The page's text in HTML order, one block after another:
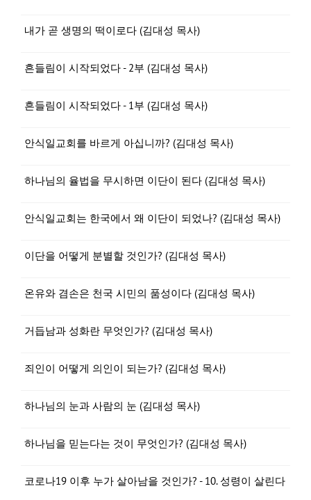
내가 곧 생명의 떡이로다 (김대성 목사)
흔들림이 시작되었다 - 2부 (김대성 목사)
흔들림이 시작되었다 - 1부 (김대성 목사)
안식일교회를 바르게 아십니까? (김대성 목사)
하나님의 율법을 무시하면 이단이 된다 (김대성 목사)
안식일교회는 한국에서 왜 이단이 되었나? (김대성 목사)
이단을 어떻게 분별할 것인가? (김대성 목사)
온유와 겸손은 천국 시민의 품성이다 (김대성 목사)
거듭남과 성화란 무엇인가? (김대성 목사)
죄인이 어떻게 의인이 되는가? (김대성 목사)
하나님의 눈과 사람의 눈 (김대성 목사)
하나님을 믿는다는 것이 무엇인가? (김대성 목사)
코로나19 이후 누가 살아남을 것인가? - 10. 성령이 살린다